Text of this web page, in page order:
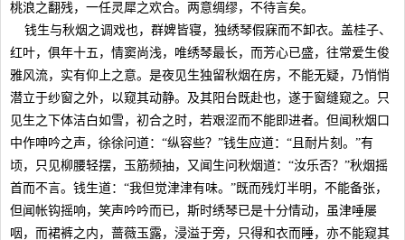
桃浪之翻残，一任灵犀之欢合。两意绸缪，不待言矣。
钱生与秋烟之调戏也，群婢皆寝，独绣琴假寐而不卸衣。盖桂子、
红叶，俱年十五，情窦尚浅，唯绣琴最长，而芳心已盛，往常爱生俊
雅风流，实有仰上之意。是夜见生独留秋烟在房，不能无疑，乃悄悄
潜立于纱窗之外，以窥其动静。及其阳台既赴也，遂于窗缝窥之。只
见生之下体洁白如雪，初合之时，若艰涩而不能即进者。但闻秋烟口
中作呻吟之声，徐徐问道：“纵容些？”钱生应道：“且耐片刻。”有
顷，只见柳腰轻摆，玉筋频抽，又闻生问秋烟道：“汝乐否？”秋烟摇
首而不言。钱生道：“我但觉津津有味。”既而残灯半明，不能备张，
但闻帐钩摇响，笑声吟吟而已，斯时绣琴已是十分情动，虽津唾屡
咽，而裙裤之内，蔷薇玉露，浸溢于旁，只得和衣而睡，亦不能窥其